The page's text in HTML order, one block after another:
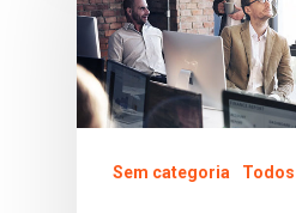
Sem categoria Todos